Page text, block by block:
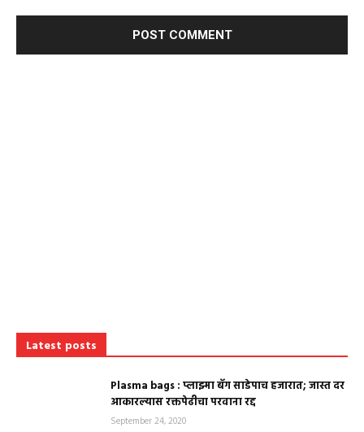
Latest posts
Plasma bags : प्लाझ्मा बॅग साडेपाच हजारात; जास्त दर
आकारल्यास रक्तपेढीचा परवाना रद्द
September 24, 2020